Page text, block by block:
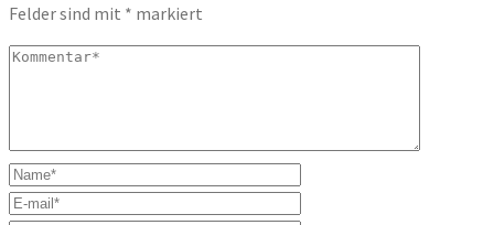
Felder sind mit * markiert